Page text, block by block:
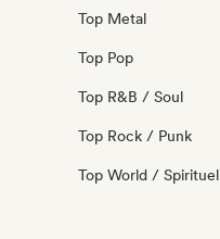
Top Metal
Top Pop
Top R&B / Soul
Top Rock / Punk
Top World / Spirituel